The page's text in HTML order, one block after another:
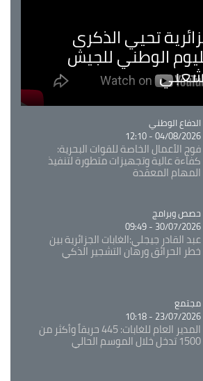
تحيي الذكرى
الوطني للجيش
Catégorie
الدفاع الوطني
04/08/2026 - 12:10
فوج الأعمال الخاصة للقوات البحرية:
كفاءة عالية وتجهيزات متطورة لتنفيذ
المهام المعقدة
Catégorie
حصص وبرامج
30/07/2026 - 09:49
عبد القادر جيجلي:الغابات الجزائرية بين
خطر الحرائق ورهان التشجير الذكي
Catégorie
مجتمع
23/07/2026 - 10:18
المدير العام للغابات: 445 حريقاً وأكثر من
1500 تدخل خلال الموسم الحالي